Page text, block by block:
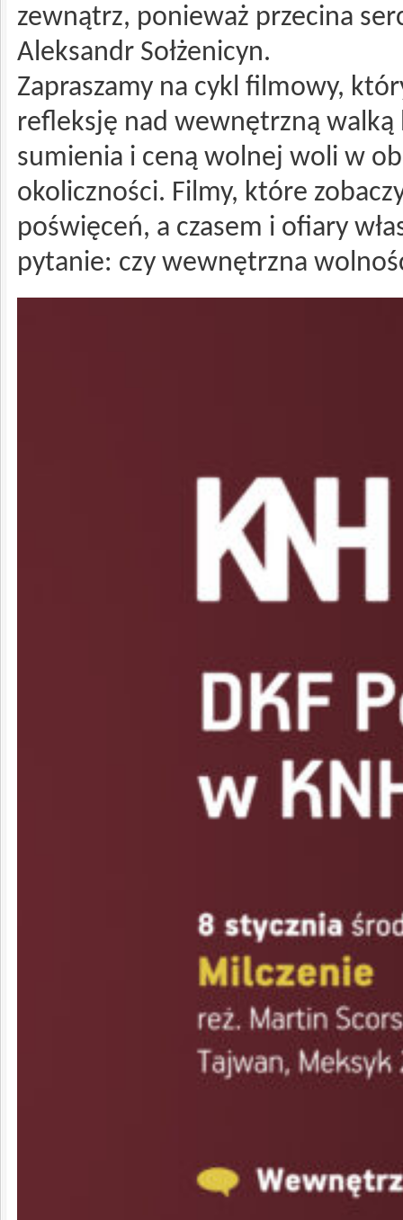
zewnątrz, ponieważ przecina
Aleksandr Sołżenicyn.
Zapraszamy na cykl filmowy,
refleksję nad wewnętrzną
sumienia i ceną wolnej woli w
okoliczności. Filmy, które
poświęceń, a czasem i ofiary
pytanie: czy wewnętrzna